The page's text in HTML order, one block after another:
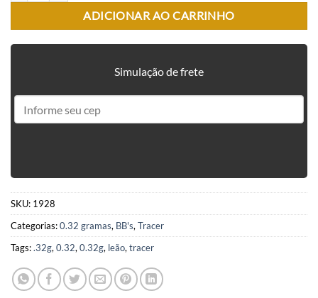
ADICIONAR AO CARRINHO
Simulação de frete
SKU: 1928
Categorias:0.32 gramas, BB's,Tracer
Tags:.32g,0.32,0.32g, leão,tracer